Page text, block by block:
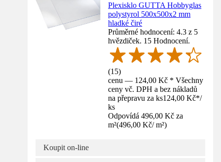
Plexisklo GUTTA Hobbyglas
polystyrol 500x500x2 mm
hladké čiré
Průměrné hodnocení: 4.3 z 5
hvězdiček. 15 Hodnocení.
(15)
cenu — 124,00 Kč * Všechny
ceny vč. DPH a bez nákladů
na přepravu za ks124,00 Kč*/
ks
Odpovídá 496,00 Kč za
m²(496,00 Kč/ m²)
Koupit on-line